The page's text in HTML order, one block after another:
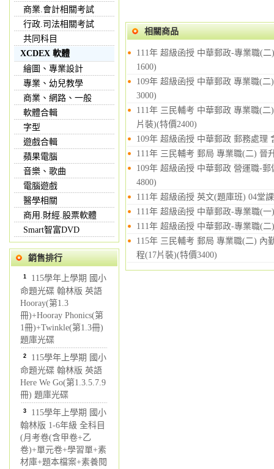
商業.會計相關考試
行政.司法相關考試
共同科目
XCDEX 軟體
繪圖、專業設計
專業、幼兒教學
商業、網路、一般
軟體合輯
字型
遊戲合輯
蘋果電腦
音樂、歌曲
電腦遊戲
醫學相關
商用.財經.股票軟體
Smart智富DVD
銷售排行
1 115學年上學期 國小
命題光碟 翰林版 英語
Hooray(第1.3
冊)+Hooray Phonics(第
1冊)+Twinkle(第1.3冊)
題庫光碟
2 115學年上學期 國小
命題光碟 翰林版 英語
Here We Go(第1.3.5.7.9
冊) 題庫光碟
3 115學年上學期 國小
翰林版 1-6年級 全科目
(月考卷(含甲卷+乙
卷)+單元卷+學習單+素
材庫+題本檔案+素養閱
相關商品
111年 超級函授 中華郵政-專業職(
1600)
109年 超級函授 中華郵政 專業職(
3000)
111年 三民輔考 中華郵政 專業職(
片裝)(特價2400)
109年 超級函授 中華郵政 郵務處理
111年 三民輔考 郵局 專業職(二) 晉
109年 超級函授 中華郵政 營運職-
4800)
111年 超級函授 英文(題庫班) 04堂
111年 超級函授 中華郵政-專業職(
111年 超級函授 中華郵政-專業職(
115年 三民輔考 郵局 專業職(二) 內
程(17片裝)(特價3400)